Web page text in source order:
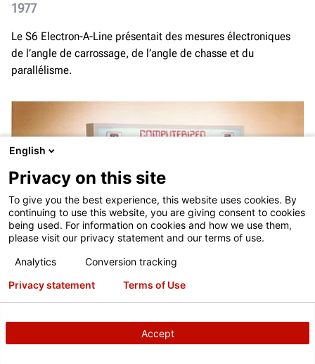
1977
Le S6 Electron-A-Line présentait des mesures électroniques
de l’angle de carrossage, de l’angle de chasse et du
parallélisme.
S7 Electron-A-Line
English
Privacy on this site
To give you the best experience, this website uses cookies. By
continuing to use this website, you are giving consent to cookies
being used. For information on cookies and how we use them,
please visit our privacy statement and our terms of use.
Analytics
Conversion tracking
Accept
Privacy statement Terms of Use